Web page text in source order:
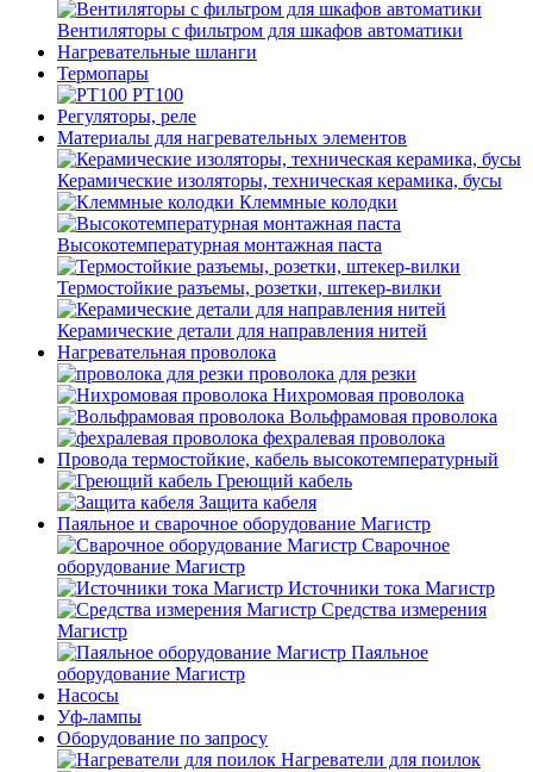
Вентиляторы с фильтром для шкафов автоматики
Нагревательные шланги
Термопары
PT100
Регуляторы, реле
Материалы для нагревательных элементов
Керамические изоляторы, техническая керамика, бусы
Клеммные колодки
Высокотемпературная монтажная паста
Термостойкие разъемы, розетки, штекер-вилки
Керамические детали для направления нитей
Нагревательная проволока
проволока для резки
Нихромовая проволока
Вольфрамовая проволока
фехралевая проволока
Провода термостойкие, кабель высокотемпературный
Греющий кабель
Защита кабеля
Паяльное и сварочное оборудование Магистр
Сварочное
оборудование Магистр
Источники тока Магистр
Средства измерения
Магистр
Паяльное
оборудование Магистр
Насосы
Уф-лампы
Оборудование по запросу
Нагреватели для поилок